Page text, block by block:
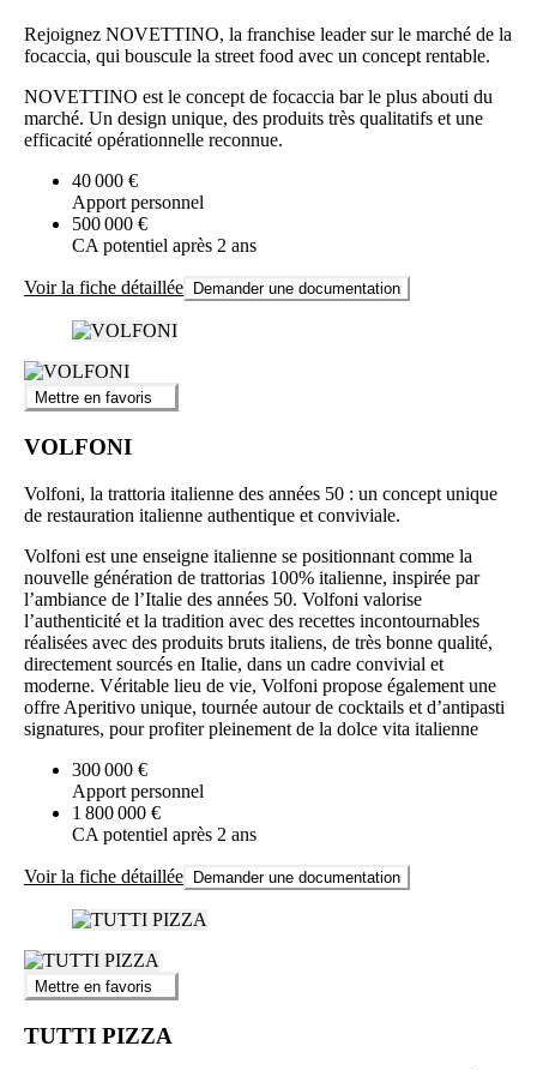
Rejoignez NOVETTINO, la franchise leader sur le marché de la
focaccia, qui bouscule la street food avec un concept rentable.
NOVETTINO est le concept de focaccia bar le plus abouti du
marché. Un design unique, des produits très qualitatifs et une
efficacité opérationnelle reconnue.
40 000 €
Apport personnel
500 000 €
CA potentiel après 2 ans
Voir la fiche détaillée Demander une documentation
Mettre en favoris
VOLFONI
Volfoni, la trattoria italienne des années 50 : un concept unique
de restauration italienne authentique et conviviale.
Volfoni est une enseigne italienne se positionnant comme la
nouvelle génération de trattorias 100% italienne, inspirée par
l’ambiance de l’Italie des années 50. Volfoni valorise
l’authenticité et la tradition avec des recettes incontournables
réalisées avec des produits bruts italiens, de très bonne qualité,
directement sourcés en Italie, dans un cadre convivial et
moderne. Véritable lieu de vie, Volfoni propose également une
offre Aperitivo unique, tournée autour de cocktails et d’antipasti
signatures, pour profiter pleinement de la dolce vita italienne
300 000 €
Apport personnel
1 800 000 €
CA potentiel après 2 ans
Voir la fiche détaillée Demander une documentation
Mettre en favoris
TUTTI PIZZA